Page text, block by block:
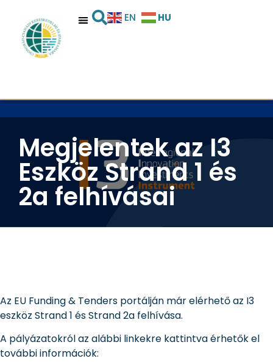
EN HU
Megjelentek az I3
Eszköz Strand 1 és
2a felhívásai
Az EU Funding & Tenders portálján már elérhető az I3
eszköz Strand 1 és Strand 2a felhívása.
A pályázatokról az alábbi linkekre kattintva érhetők el
további információk: